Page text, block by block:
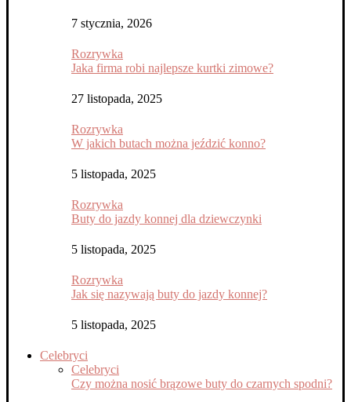
7 stycznia, 2026
Rozrywka
Jaka firma robi najlepsze kurtki zimowe?
27 listopada, 2025
Rozrywka
W jakich butach można jeździć konno?
5 listopada, 2025
Rozrywka
Buty do jazdy konnej dla dziewczynki
5 listopada, 2025
Rozrywka
Jak się nazywają buty do jazdy konnej?
5 listopada, 2025
Celebryci
Celebryci
Czy można nosić brązowe buty do czarnych spodni?